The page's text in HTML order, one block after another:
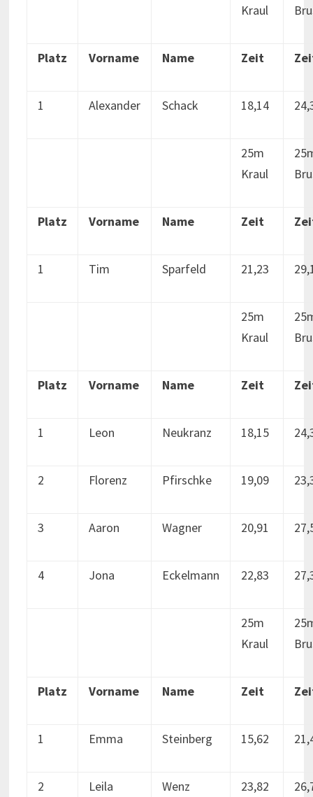
Kraul
Platz Vorname Name Zeit
1 Alexander Schack 18,14
25m
Kraul
Platz Vorname Name Zeit
1 Tim Sparfeld 21,23
25m
Kraul
Platz Vorname Name Zeit
1 Leon Neukranz 18,15
2 Florenz Pfirschke 19,09
3 Aaron Wagner 20,91
4 Jona Eckelmann 22,83
25m
Kraul
Platz Vorname Name Zeit
1 Emma Steinberg 15,62
2 Leila Wenz 23,82